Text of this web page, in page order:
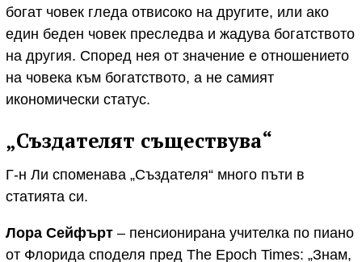
богат човек гледа отвисоко на другите, или ако
един беден човек преследва и жадува богатството
на другия. Според нея от значение е отношението
на човека към богатството, а не самият
икономически статус.
„Създателят съществува“
Г-н Ли споменава „Създателя“ много пъти в
статията си.
Лора Сейфърт – пенсионирана учителка по пиано
от Флорида споделя пред The Epoch Times: „Знам,